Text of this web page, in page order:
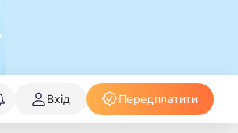
Вхід Передплатити